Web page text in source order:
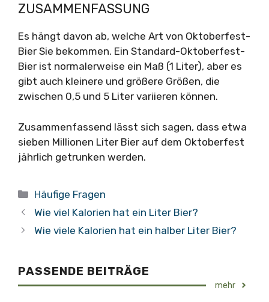
ZUSAMMENFASSUNG
Es hängt davon ab, welche Art von Oktoberfest-
Bier Sie bekommen. Ein Standard-Oktoberfest-
Bier ist normalerweise ein Maß (1 Liter), aber es
gibt auch kleinere und größere Größen, die
zwischen 0,5 und 5 Liter variieren können.
Zusammenfassend lässt sich sagen, dass etwa
sieben Millionen Liter Bier auf dem Oktoberfest
jährlich getrunken werden.
Kategorien
Häufige Fragen
Wie viel Kalorien hat ein Liter Bier?
Wie viele Kalorien hat ein halber Liter Bier?
PASSENDE BEITRÄGE
mehr